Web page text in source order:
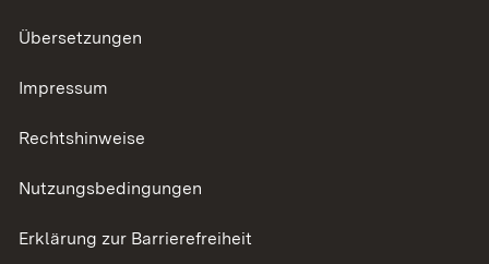
Übersetzungen
Impressum
Rechtshinweise
Nutzungsbedingungen
Erklärung zur Barrierefreiheit